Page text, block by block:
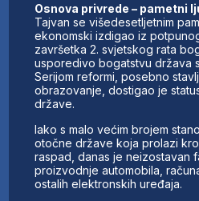
Osnova privrede – pametni
Tajvan se višedesetljetnim
ekonomski izdigao iz
završetka 2. svjetskog rata
usporedivo bogatstvu država
Serijom reformi, posebno
obrazovanje, dostigao je
države.
Iako s malo većim brojem
otočne države koja prolazi
raspad, danas je neizostavan
proizvodnje automobila,
ostalih elektronskih uređaja.